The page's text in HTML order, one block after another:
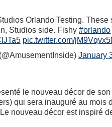
Orlando Testing. These
Studios side. Fishy#orlando
pic.twitter.com/
January
le nouveau décor de
qui sera inauguré au mois
nouveau décor est inspiré